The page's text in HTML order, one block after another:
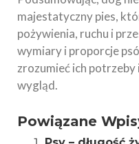
majestatyczny pies,
pożywienia, ruchu i
wymiary i proporcje
zrozumieć ich
wygląd.
Powiązane